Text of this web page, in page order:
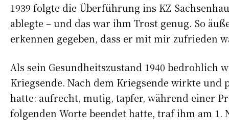
1939 folgte die Überführung ins KZ
ablegte – und das war ihm Trost genug. So
erkennen gegeben, dass er mit mir zufrieden
Als sein Gesundheitszustand 1940 bedrohlich
Kriegsende. Nach dem Kriegsende wirkte
hatte: aufrecht, mutig, tapfer, während einer
folgenden Worte beendet hatte, traf ihm am 1.